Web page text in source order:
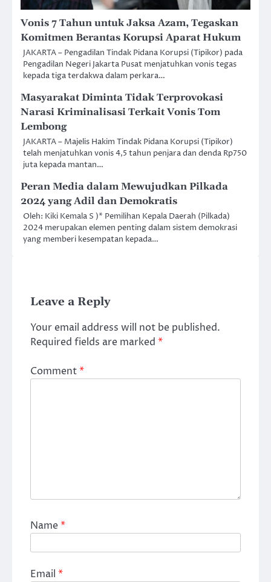
Vonis 7 Tahun untuk Jaksa Azam, Tegaskan
Komitmen Berantas Korupsi Aparat Hukum
JAKARTA – Pengadilan Tindak Pidana Korupsi (Tipikor) pada
Pengadilan Negeri Jakarta Pusat menjatuhkan vonis tegas
kepada tiga terdakwa dalam perkara…
Masyarakat Diminta Tidak Terprovokasi
Narasi Kriminalisasi Terkait Vonis Tom
Lembong
JAKARTA – Majelis Hakim Tindak Pidana Korupsi (Tipikor)
telah menjatuhkan vonis 4,5 tahun penjara dan denda Rp750
juta kepada mantan…
Peran Media dalam Mewujudkan Pilkada
2024 yang Adil dan Demokratis
Oleh: Kiki Kemala S )* Pemilihan Kepala Daerah (Pilkada)
2024 merupakan elemen penting dalam sistem demokrasi
yang memberi kesempatan kepada…
Leave a Reply
Your email address will not be published.
Required fields are marked *
Comment*
Name*
Email *